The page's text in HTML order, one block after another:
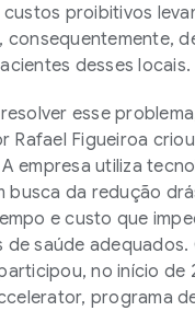
proibitivos
consequentemente,
desses locais.
esse
Rafael Figueiroa
empresa utiliza
busca da redução
e custo que
saúde adequados.
no início de
programa